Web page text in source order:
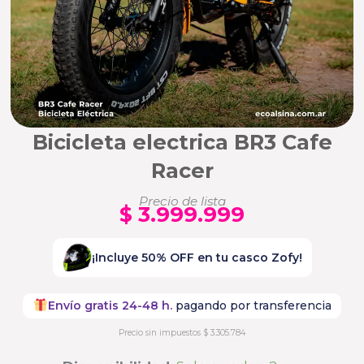
Bicicleta electrica BR3 Cafe
Racer
Precio de lista
$ 3.999.999
¡Incluye 50% OFF en tu casco Zofy!
Envío gratis 24-48 h. pagando por transferencia
Precio sin impuestos $ 3.305.784